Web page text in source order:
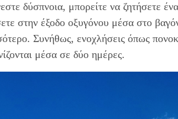
δύσπνοια, μπορείτε να ζητήσετε
στην έξοδο οξυγόνου μέσα στο
Συνήθως, ενοχλήσεις όπως
μέσα σε δύο ημέρες.